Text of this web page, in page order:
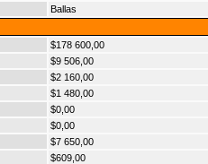
Ballas
$178 600,00
$9 506,00
$2 160,00
$1 480,00
$0,00
$0,00
$7 650,00
$609,00